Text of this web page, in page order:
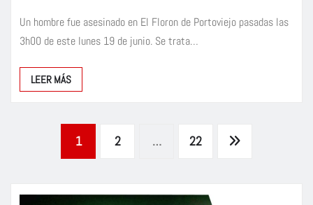
Un hombre fue asesinado en El Floron de Portoviejo pasadas las
3h00 de este lunes 19 de junio. Se trata…
LEER MÁS
Paginación
de
1 2 … 22